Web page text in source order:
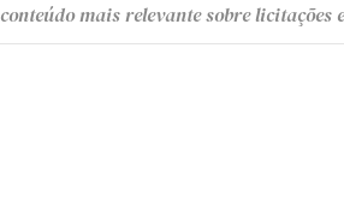
conteúdomais relevante sobre licitações